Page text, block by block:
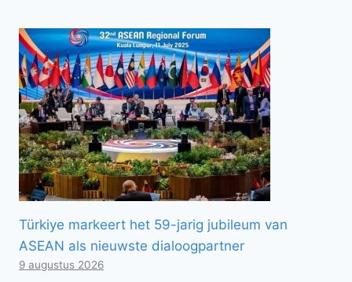
Türkiye markeert het 59-jarig jubileum van
ASEAN als nieuwste dialoogpartner
9 augustus 2026